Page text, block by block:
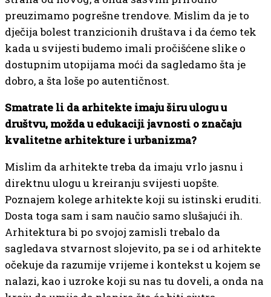
preuzimamo pogrešne trendove. Mislim da je to
dječija bolest tranzicionih društava i da ćemo tek
kada u svijesti budemo imali pročišćene slike o
dostupnim utopijama moći da sagledamo šta je
dobro, a šta loše po autentičnost.
Smatrate li da arhitekte imaju širu ulogu u
društvu, možda u edukaciji javnosti o značaju
kvalitetne arhitekture i urbanizma?
Mislim da arhitekte treba da imaju vrlo jasnu i
direktnu ulogu u kreiranju svijesti uopšte.
Poznajem kolege arhitekte koji su istinski eruditi.
Dosta toga sam i sam naučio samo slušajući ih.
Arhitektura bi po svojoj zamisli trebalo da
sagledava stvarnost slojevito, pa se i od arhitekte
očekuje da razumije vrijeme i kontekst u kojem se
nalazi, kao i uzroke koji su nas tu doveli, a onda na